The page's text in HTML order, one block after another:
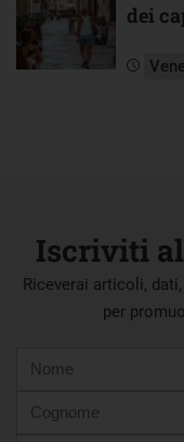
dei
Iscriviti
Riceverai articoli,
per
mail